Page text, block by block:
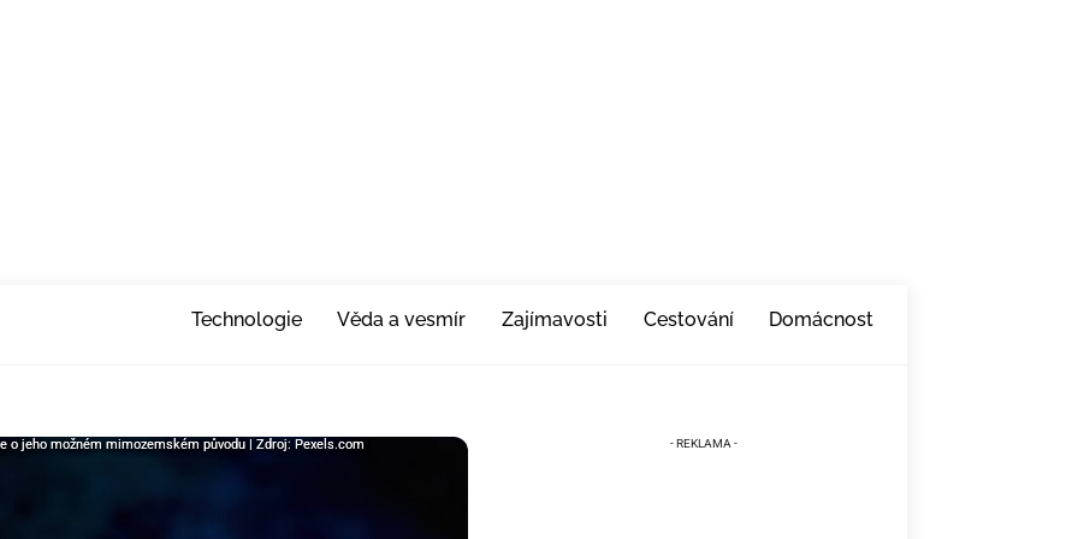
Technologie Věda a vesmír Zajímavosti Cestování Domácnost
o jeho možném mimozemském původu | Zdroj: Pexels.com
jeho možném mimozemském původu | Zdroj: Pexels.com